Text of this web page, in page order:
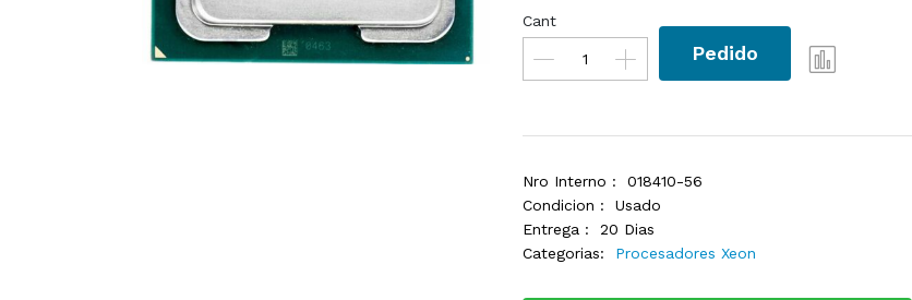
Cant
Pedido
Nro Interno :
018410-56
Condicion :
Usado
Entrega :
20 Dias
Categorias:
Procesadores Xeon